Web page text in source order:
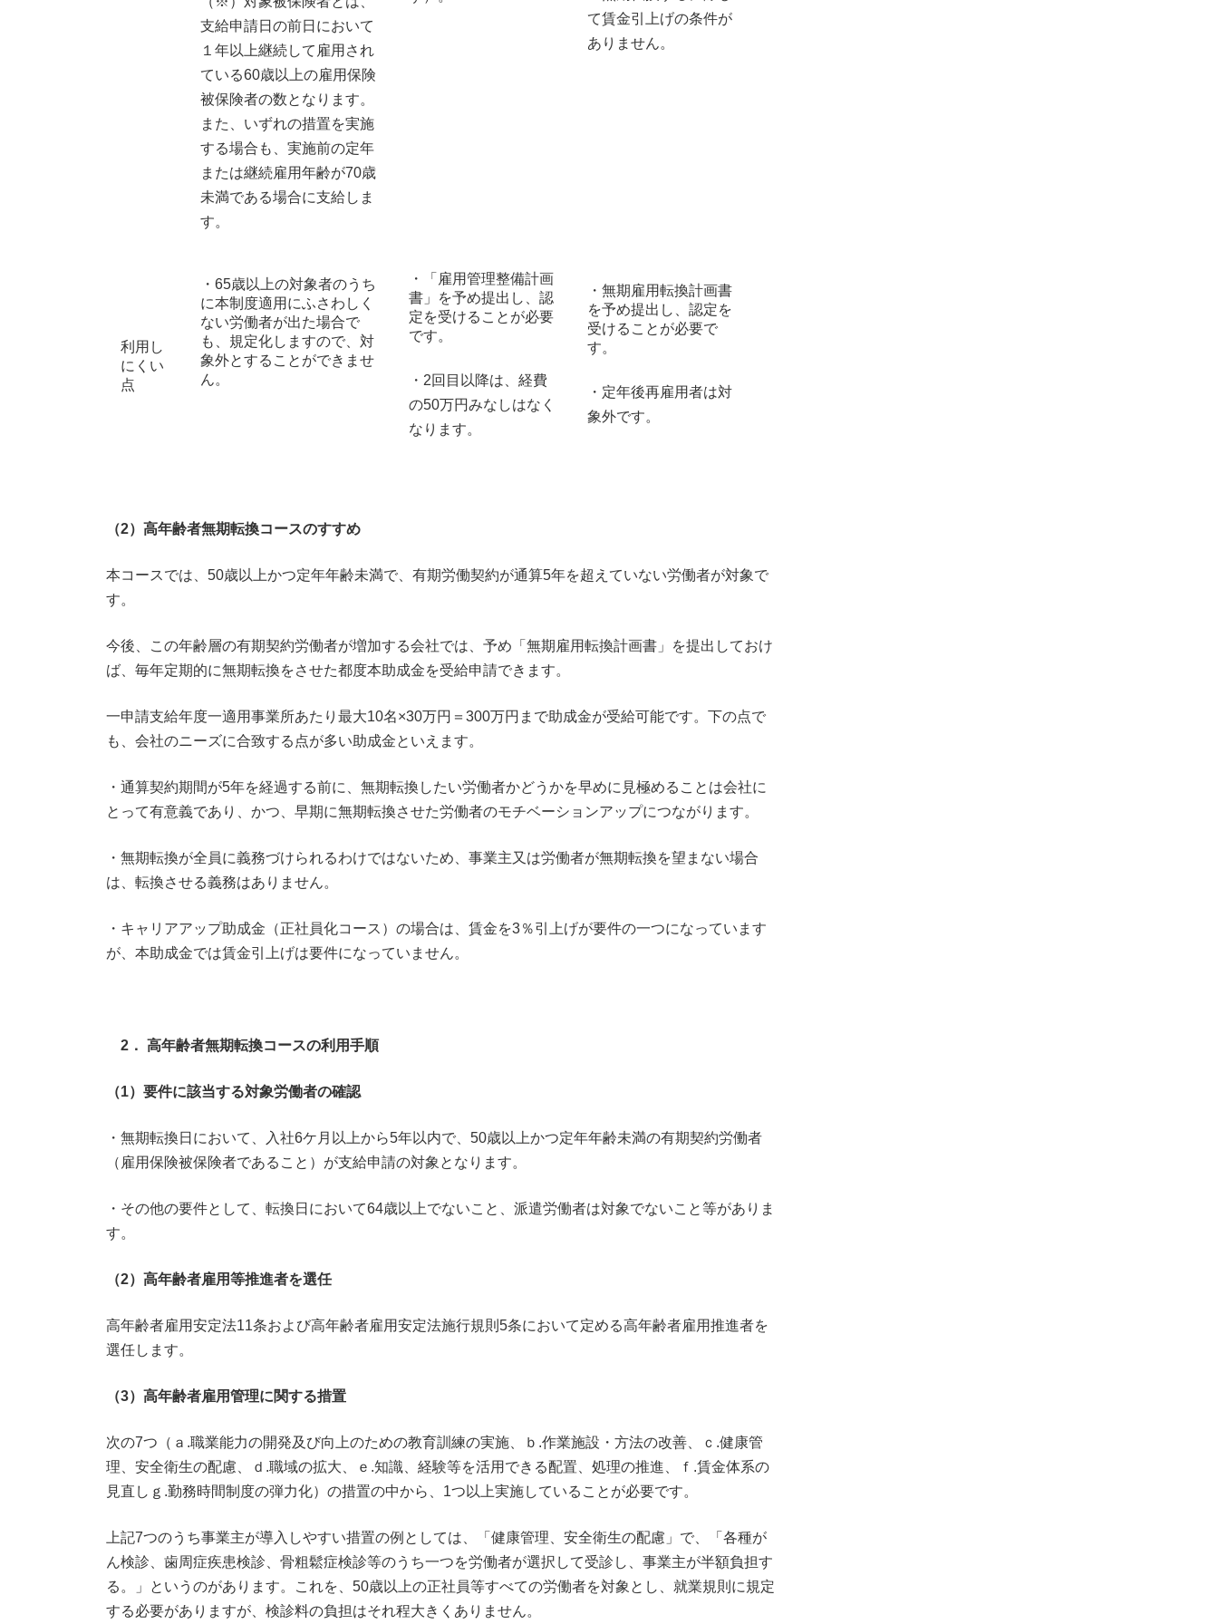
支給申請日の前日において
１年以上継続して雇用され
ている60歳以上の雇用保険
被保険者の数となります。
また、いずれの措置を実施
する場合も、実施前の定年
または継続雇用年齢が70歳
未満である場合に支給しま
す。
て賃金引上げの条件が
ありません。
利用し
にくい
点
・65歳以上の対象者のうち
に本制度適用にふさわしく
ない労働者が出た場合で
も、規定化しますので、対
象外とすることができませ
ん。
・「雇用管理整備計画
書」を予め提出し、認
定を受けることが必要
です。
・2回目以降は、経費
の50万円みなしはなく
なります。
・無期雇用転換計画書
を予め提出し、認定を
受けることが必要で
す。
・定年後再雇用者は対
象外です。
（2）高年齢者無期転換コースのすすめ
本コースでは、50歳以上かつ定年年齢未満で、有期労働契約が通算5年を超えていない労働者が対象で
す。
今後、この年齢層の有期契約労働者が増加する会社では、予め「無期雇用転換計画書」を提出しておけ
ば、毎年定期的に無期転換をさせた都度本助成金を受給申請できます。
一申請支給年度一適用事業所あたり最大10名×30万円＝300万円まで助成金が受給可能です。下の点で
も、会社のニーズに合致する点が多い助成金といえます。
・通算契約期間が5年を経過する前に、無期転換したい労働者かどうかを早めに見極めることは会社に
とって有意義であり、かつ、早期に無期転換させた労働者のモチベーションアップにつながります。
・無期転換が全員に義務づけられるわけではないため、事業主又は労働者が無期転換を望まない場合
は、転換させる義務はありません。
・キャリアアップ助成金（正社員化コース）の場合は、賃金を3％引上げが要件の一つになっています
が、本助成金では賃金引上げは要件になっていません。
2． 高年齢者無期転換コースの利用手順
（1）要件に該当する対象労働者の確認
・無期転換日において、入社6ケ月以上から5年以内で、50歳以上かつ定年年齢未満の有期契約労働者
（雇用保険被保険者であること）が支給申請の対象となります。
・その他の要件として、転換日において64歳以上でないこと、派遣労働者は対象でないこと等がありま
す。
（2）高年齢者雇用等推進者を選任
高年齢者雇用安定法11条および高年齢者雇用安定法施行規則5条において定める高年齢者雇用推進者を
選任します。
（3）高年齢者雇用管理に関する措置
次の7つ（ａ.職業能力の開発及び向上のための教育訓練の実施、ｂ.作業施設・方法の改善、ｃ.健康管
理、安全衛生の配慮、ｄ.職域の拡大、ｅ.知識、経験等を活用できる配置、処理の推進、ｆ.賃金体系の
見直しｇ.勤務時間制度の弾力化）の措置の中から、1つ以上実施していることが必要です。
上記7つのうち事業主が導入しやすい措置の例としては、「健康管理、安全衛生の配慮」で、「各種が
ん検診、歯周症疾患検診、骨粗鬆症検診等のうち一つを労働者が選択して受診し、事業主が半額負担す
る。」というのがあります。これを、50歳以上の正社員等すべての労働者を対象とし、就業規則に規定
する必要がありますが、検診料の負担はそれ程大きくありません。